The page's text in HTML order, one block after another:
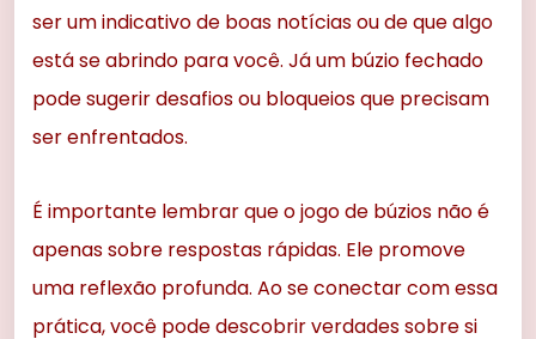
ser um indicativo de boas notícias ou de que algo
está se abrindo para você. Já um búzio fechado
pode sugerir desafios ou bloqueios que precisam
ser enfrentados.
É importante lembrar que o jogo de búzios não é
apenas sobre respostas rápidas. Ele promove
uma reflexão profunda. Ao se conectar com essa
prática, você pode descobrir verdades sobre si